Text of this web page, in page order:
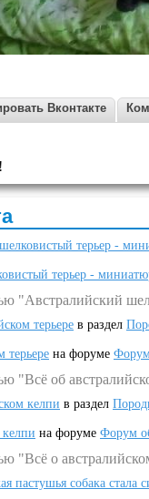
Вконтакте
терьер -
терьер -
"Австралийский
терьере в раздел
терьере на форуме
"Всё об
келпи в раздел
келпи на форуме Форум
"Всё о
пастушья собака